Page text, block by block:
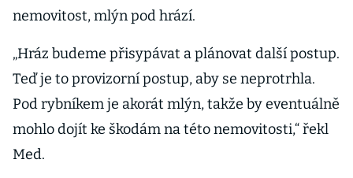
nemovitost, mlýn pod hrází.
„Hráz budeme přisypávat a plánovat další postup.
Teď je to provizorní postup, aby se neprotrhla.
Pod rybníkem je akorát mlýn, takže by eventuálně
mohlo dojít ke škodám na této nemovitosti,“ řekl
Med.